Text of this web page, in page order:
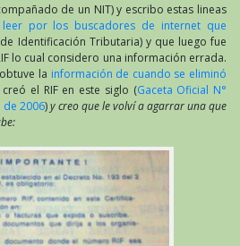
de un NIT) y escribo estas lineas
leer por los buscadores de internet que
Identificación Tributaria) y que luego fue
lo cual considero una información errada.
la información de cuando se eliminó
el RIF en este siglo (Gaceta Oficial N°
de 2006)y creo que le volví a agarrar una que